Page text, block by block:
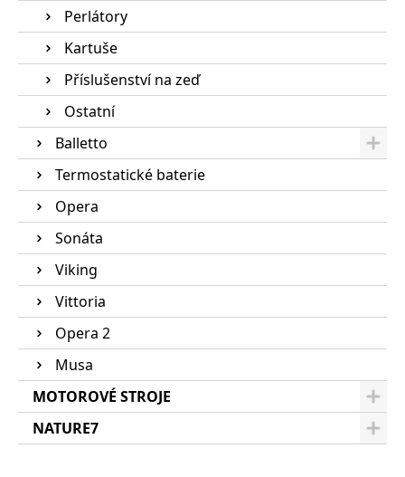
Perlátory
Kartuše
Příslušenství na zeď
Ostatní
Balletto
Termostatické baterie
Opera
Sonáta
Viking
Vittoria
Opera 2
Musa
MOTOROVÉ STROJE
NATURE7